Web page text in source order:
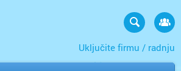
Uključite firmu / radnju